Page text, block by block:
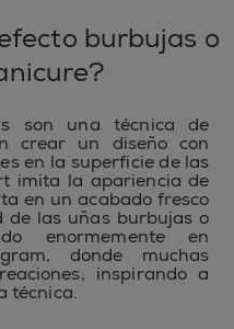
burbujas o
son una técnica de
crear un diseño con
en la superficie de las
imita la apariencia de
en un acabado fresco
las uñas burbujas o
enormemente en
donde muchas
inspirando a
técnica.